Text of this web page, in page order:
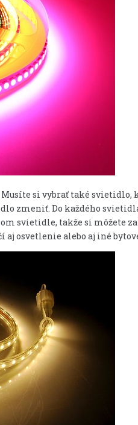
si vybrať také svietidlo,
zmeniť. Do každého
svietidle, takže si môžete
aj osvetlenie alebo aj iné